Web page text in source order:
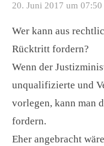
20. Juni 2017 um 07:50
Wer kann aus
Rücktritt fordern?
Wenn der
unqualifizierte und
vorlegen, kann man
fordern.
Eher angebracht